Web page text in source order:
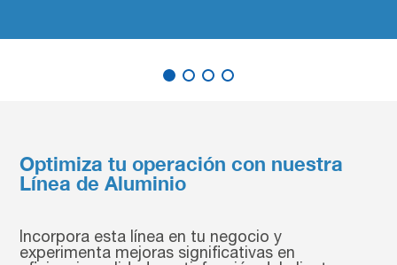
Optimiza tu operación con nuestra
Línea de Aluminio
Incorpora esta línea en tu negocio y
experimenta mejoras significativas en